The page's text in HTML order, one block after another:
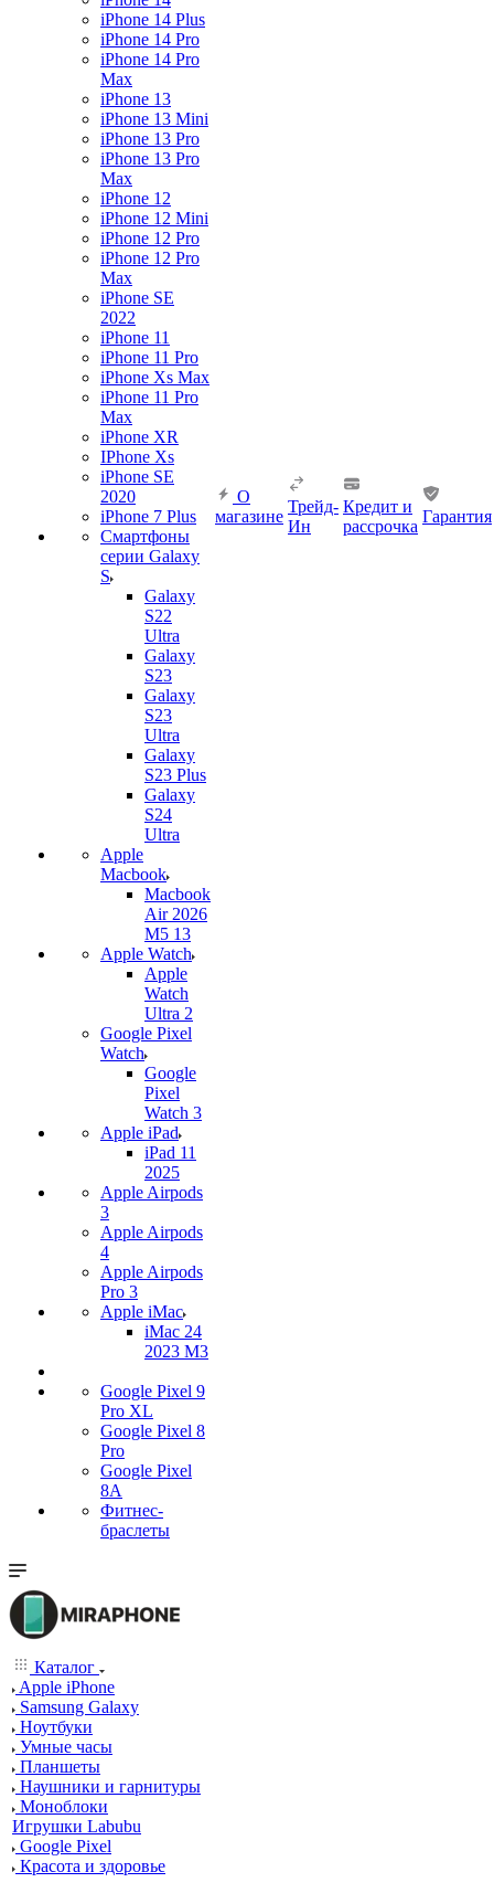
iPhone 14 Plus
iPhone 14 Pro
iPhone 14 Pro
Max
iPhone 13
iPhone 13 Mini
iPhone 13 Pro
iPhone 13 Pro
Max
iPhone 12
iPhone 12 Mini
iPhone 12 Pro
iPhone 12 Pro
Max
iPhone SE
2022
iPhone 11
iPhone 11 Pro
iPhone Xs Max
iPhone 11 Pro
Max
iPhone XR
IPhone Xs
iPhone SE
2020
iPhone 7 Plus
Смартфоны
серии Galaxy
S
Galaxy
S22
Ultra
Galaxy
S23
Galaxy
S23
Ultra
Galaxy
S23 Plus
Galaxy
S24
Ultra
Apple
Macbook
Macbook
Air 2026
M5 13
Apple Watch
Apple
Watch
Ultra 2
Google Pixel
Watch
Google
Pixel
Watch 3
Apple iPad
iPad 11
2025
Apple Airpods
3
Apple Airpods
4
Apple Airpods
Pro 3
Apple iMac
iMac 24
2023 M3
Google Pixel 9
Pro XL
Google Pixel 8
Pro
Google Pixel
8A
Фитнес-
браслеты
О
магазине
Трейд-
Ин
Кредит и
рассрочка
Гарантия
Каталог
Apple iPhone
Samsung Galaxy
Ноутбуки
Умные часы
Планшеты
Наушники и гарнитуры
Моноблоки
Игрушки Labubu
Google Pixel
Красота и здоровье